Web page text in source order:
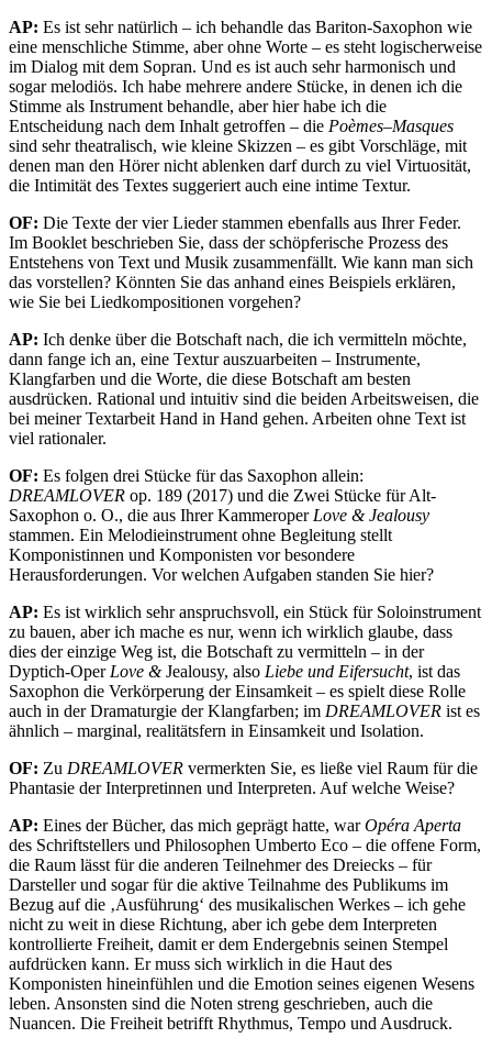
AP: Es ist sehr natürlich – ich behandle das Bariton-Saxophon wie
eine menschliche Stimme, aber ohne Worte – es steht logischerweise
im Dialog mit dem Sopran. Und es ist auch sehr harmonisch und
sogar melodiös. Ich habe mehrere andere Stücke, in denen ich die
Stimme als Instrument behandle, aber hier habe ich die
Entscheidung nach dem Inhalt getroffen – die Poèmes–Masques
sind sehr theatralisch, wie kleine Skizzen – es gibt Vorschläge, mit
denen man den Hörer nicht ablenken darf durch zu viel Virtuosität,
die Intimität des Textes suggeriert auch eine intime Textur.
OF: Die Texte der vier Lieder stammen ebenfalls aus Ihrer Feder.
Im Booklet beschrieben Sie, dass der schöpferische Prozess des
Entstehens von Text und Musik zusammenfällt. Wie kann man sich
das vorstellen? Könnten Sie das anhand eines Beispiels erklären,
wie Sie bei Liedkompositionen vorgehen?
AP: Ich denke über die Botschaft nach, die ich vermitteln möchte,
dann fange ich an, eine Textur auszuarbeiten – Instrumente,
Klangfarben und die Worte, die diese Botschaft am besten
ausdrücken. Rational und intuitiv sind die beiden Arbeitsweisen, die
bei meiner Textarbeit Hand in Hand gehen. Arbeiten ohne Text ist
viel rationaler.
OF: Es folgen drei Stücke für das Saxophon allein:
DREAMLOVER op. 189 (2017) und die Zwei Stücke für Alt-
Saxophon o. O., die aus Ihrer Kammeroper Love & Jealousy
stammen. Ein Melodieinstrument ohne Begleitung stellt
Komponistinnen und Komponisten vor besondere
Herausforderungen. Vor welchen Aufgaben standen Sie hier?
AP: Es ist wirklich sehr anspruchsvoll, ein Stück für Soloinstrument
zu bauen, aber ich mache es nur, wenn ich wirklich glaube, dass
dies der einzige Weg ist, die Botschaft zu vermitteln – in der
Dyptich-Oper Love &Jealousy, also Liebe und Eifersucht, ist das
Saxophon die Verkörperung der Einsamkeit – es spielt diese Rolle
auch in der Dramaturgie der Klangfarben; im DREAMLOVER ist es
ähnlich – marginal, realitätsfern in Einsamkeit und Isolation.
OF: Zu DREAMLOVER vermerkten Sie, es ließe viel Raum für die
Phantasie der Interpretinnen und Interpreten. Auf welche Weise?
AP: Eines der Bücher, das mich geprägt hatte, warOpéra Aperta
des Schriftstellers und Philosophen Umberto Eco – die offene Form,
die Raum lässt für die anderen Teilnehmer des Dreiecks – für
Darsteller und sogar für die aktive Teilnahme des Publikums im
Bezug auf die ‚Ausführung‘ des musikalischen Werkes – ich gehe
nicht zu weit in diese Richtung, aber ich gebe dem Interpreten
kontrollierte Freiheit, damit er dem Endergebnis seinen Stempel
aufdrücken kann. Er muss sich wirklich in die Haut des
Komponisten hineinfühlen und die Emotion seines eigenen Wesens
leben. Ansonsten sind die Noten streng geschrieben, auch die
Nuancen. Die Freiheit betrifft Rhythmus, Tempo und Ausdruck.